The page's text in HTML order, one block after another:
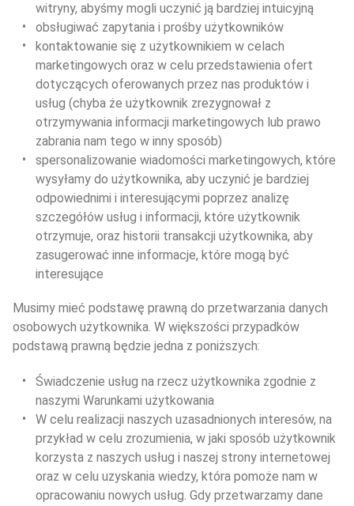
witryny, abyśmy mogli uczynić ją bardziej intuicyjną
obsługiwać zapytania i prośby użytkowników
kontaktowanie się z użytkownikiem w celach
marketingowych oraz w celu przedstawienia ofert
dotyczących oferowanych przez nas produktów i
usług (chyba że użytkownik zrezygnował z
otrzymywania informacji marketingowych lub prawo
zabrania nam tego w inny sposób)
spersonalizowanie wiadomości marketingowych, które
wysyłamy do użytkownika, aby uczynić je bardziej
odpowiednimi i interesującymi poprzez analizę
szczegółów usług i informacji, które użytkownik
otrzymuje, oraz historii transakcji użytkownika, aby
zasugerować inne informacje, które mogą być
interesujące
Musimy mieć podstawę prawną do przetwarzania danych
osobowych użytkownika. W większości przypadków
podstawą prawną będzie jedna z poniższych:
Świadczenie usług na rzecz użytkownika zgodnie z
naszymi Warunkami użytkowania
W celu realizacji naszych uzasadnionych interesów, na
przykład w celu zrozumienia, w jaki sposób użytkownik
korzysta z naszych usług i naszej strony internetowej
oraz w celu uzyskania wiedzy, która pomoże nam w
opracowaniu nowych usług. Gdy przetwarzamy dane